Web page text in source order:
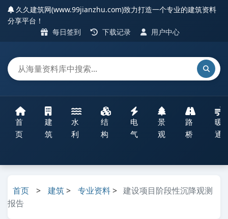
久久建筑网(www.99jianzhu.com)致力打造一个专业的建筑资料
分享平台！
每日签到
下载记录 用户中心
首
页
建
筑
水
利
结
构
电
气
景
观
路
桥
暖
通
首页 > 建筑> 专业资料> 建设项目阶段性沉降观测
报告